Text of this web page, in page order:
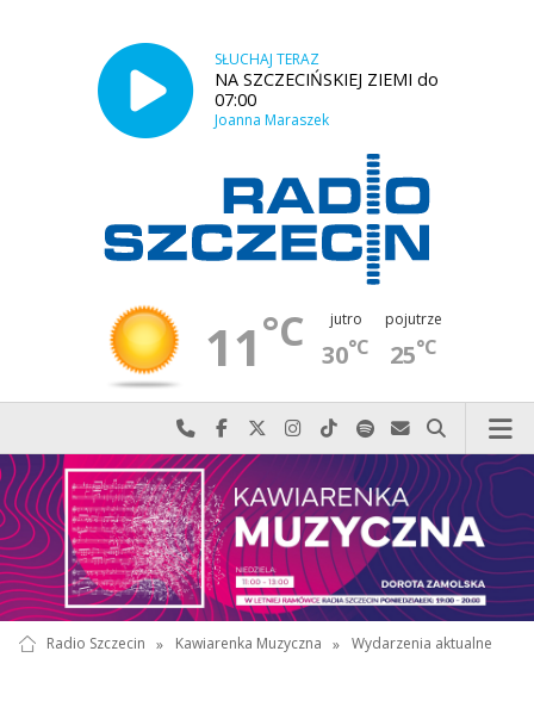
SŁUCHAJ TERAZ
NA SZCZECIŃSKIEJ ZIEMI do
07:00
Joanna Maraszek
11°C jutro
30°C
pojutrze
25°C
Najlepiej po prostu do nas zadzwoń
Odwiedź nas na Facebook-u
Odwiedź nas na X
Odwiedź nas na Instagram-ie
Odwiedź nas na TikTok-u
Szukaj nas na Spotify
Wyślij do nas
Szukaj
Radio Szczecin » Kawiarenka Muzyczna » Wydarzenia aktualne